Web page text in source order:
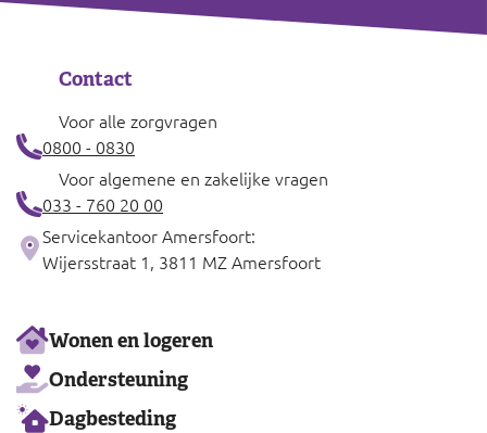
Contact
Voor alle zorgvragen
0800 - 0830
Voor algemene en zakelijke vragen
033 - 760 20 00
Servicekantoor Amersfoort:
Wijersstraat 1, 3811 MZ Amersfoort
Ons
aanbod
Wonen en logeren
Ondersteuning
Dagbesteding